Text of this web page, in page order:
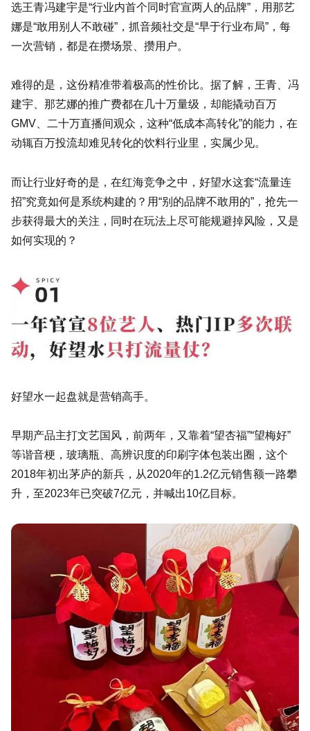
选王青冯建宇是“行业内首个同时官宣两人的品牌”，用那艺
娜是“敢用别人不敢碰”，抓音频社交是“早于行业布局”，每
一次营销，都是在攒场景、攒用户。
难得的是，这份精准带着极高的性价比。据了解，王青、冯
建宇、那艺娜的推广费都在几十万量级，却能撬动百万
GMV、二十万直播间观众，这种“低成本高转化”的能力，在
动辄百万投流却难见转化的饮料行业里，实属少见。
而让行业好奇的是，在红海竞争之中，好望水这套“流量连
招”究竟如何是系统构建的？用“别的品牌不敢用的”，抢先一
步获得最大的关注，同时在玩法上尽可能规避掉风险，又是
如何实现的？
好望水一起盘就是营销高手。
早期产品主打文艺国风，前两年，又靠着“望杏福”“望梅好”
等谐音梗，玻璃瓶、高辨识度的印刷字体包装出圈，这个
2018年初出茅庐的新兵，从2020年的1.2亿元销售额一路攀
升，至2023年已突破7亿元，并喊出10亿目标。